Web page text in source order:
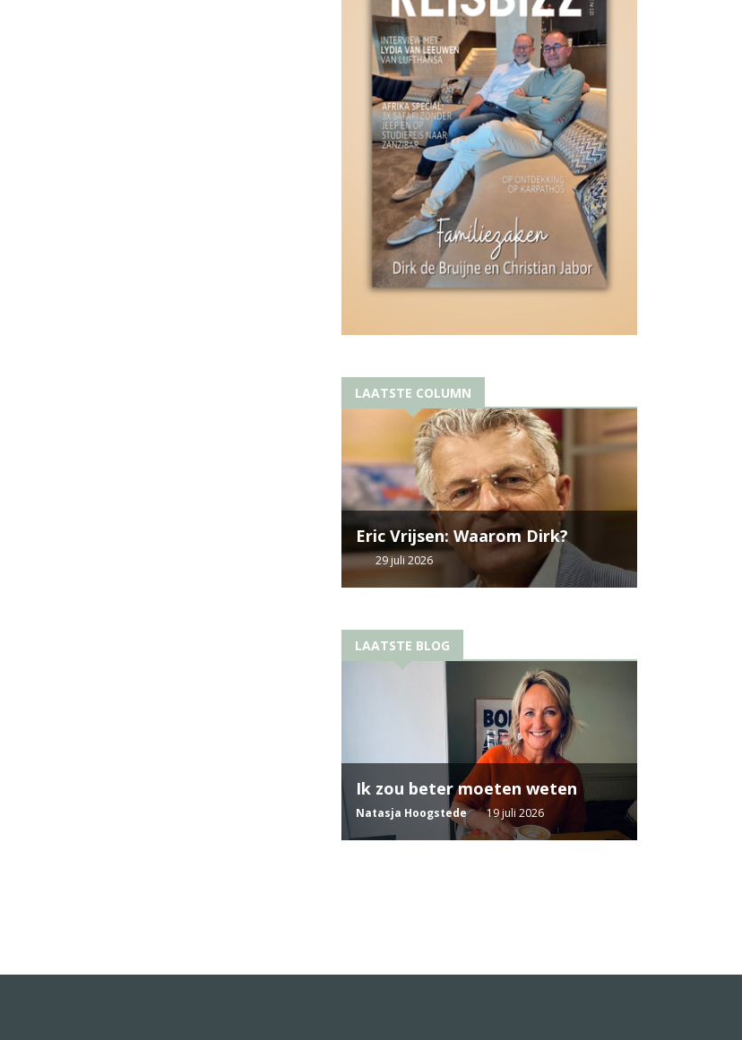
LAATSTE COLUMN
Eric Vrijsen: Waarom Dirk?
29 juli 2026
LAATSTE BLOG
Ik zou beter moeten weten
Natasja Hoogstede 19 juli 2026